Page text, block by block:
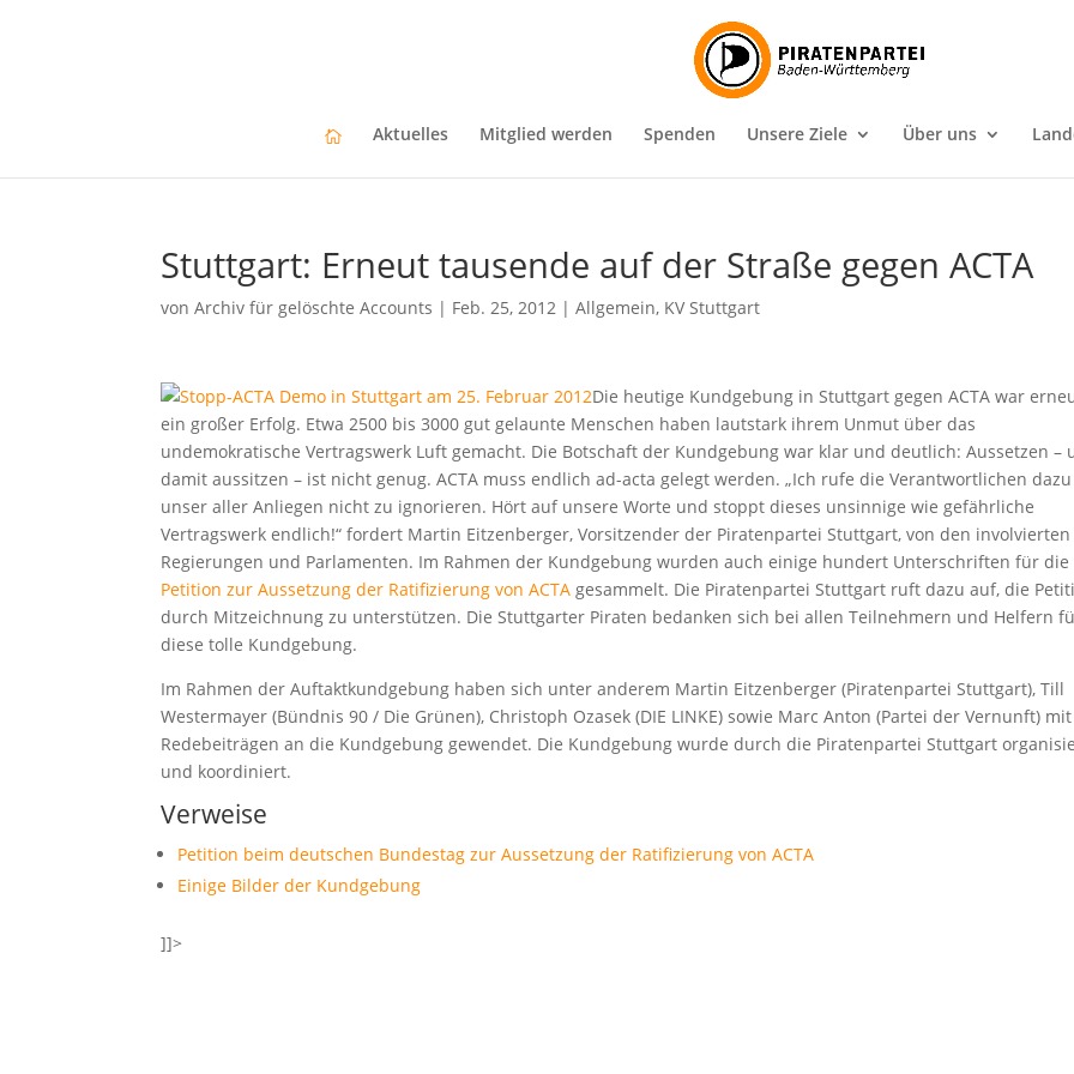
Aktuelles Mitglied werden Spenden Unsere Ziele Über uns
Stuttgart: Erneut tausende auf der Straße gegen ACTA
vonArchiv für gelöschte Accounts | Feb. 25, 2012 |Allgemein, KV Stuttgart
Die heutige Kundgebung in Stuttgart gegen ACTA war
ein großer Erfolg. Etwa 2500 bis 3000 gut gelaunte Menschen haben lautstark ihrem Unmut über das
undemokratische Vertragswerk Luft gemacht. Die Botschaft der Kundgebung war klar und deutlich: Aussetzen –
damit aussitzen – ist nicht genug. ACTA muss endlich ad-acta gelegt werden. „Ich rufe die Verantwortlichen
unser aller Anliegen nicht zu ignorieren. Hört auf unsere Worte und stoppt dieses unsinnige wie gefährliche
Vertragswerk endlich!“ fordert Martin Eitzenberger, Vorsitzender der Piratenpartei Stuttgart, von den involvierten
Regierungen und Parlamenten. Im Rahmen der Kundgebung wurden auch einige hundert Unterschriften für die
Petition zur Aussetzung der Ratifizierung von ACTA gesammelt. Die Piratenpartei Stuttgart ruft dazu auf, die
durch Mitzeichnung zu unterstützen. Die Stuttgarter Piraten bedanken sich bei allen Teilnehmern und Helfern
diese tolle Kundgebung.
Im Rahmen der Auftaktkundgebung haben sich unter anderem Martin Eitzenberger (Piratenpartei Stuttgart), Till
Westermayer (Bündnis 90 / Die Grünen), Christoph Ozasek (DIE LINKE) sowie Marc Anton (Partei der Vernunft) mit
Redebeiträgen an die Kundgebung gewendet. Die Kundgebung wurde durch die Piratenpartei Stuttgart
und koordiniert.
Verweise
Petition beim deutschen Bundestag zur Aussetzung der Ratifizierung von ACTA
Einige Bilder der Kundgebung
]]>